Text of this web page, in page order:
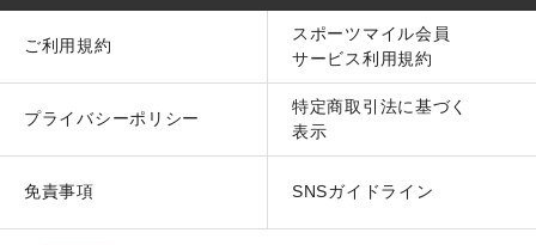
ご利用規約
スポーツマイル会員
サービス利用規約
プライバシーポリシー
特定商取引法に基づく
表示
免責事項 SNSガイドライン